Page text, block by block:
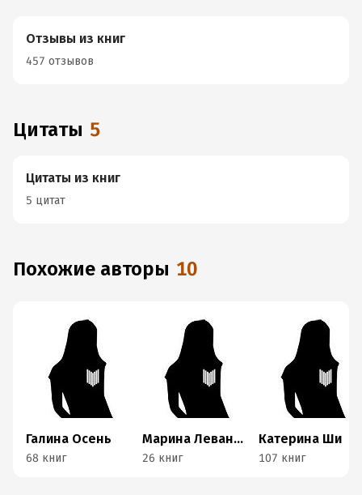
Отзывы из книг
457 отзывов
Цитаты 5
Цитаты из книг
5 цитат
Похожие авторы 10
Галина Осень
68 книг
Марина Леванова
26 книг
Катерина Ши
107 книг